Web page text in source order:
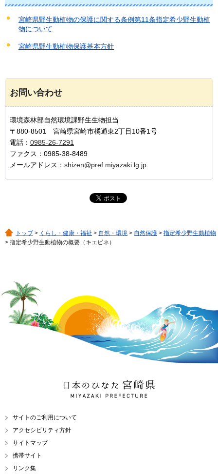
宮崎県野生動植物の保護に関する条例第11条指定希少野生動植
物について
宮崎県野生動植物保護基本方針
お問い合わせ
環境森林部自然環境課野生生物担当
〒880-8501 宮崎県宮崎市橘通東2丁目10番1号
電話： 0985-26-7291
ファクス：0985-38-8489
メールアドレス： shizen@pref.miyazaki.lg.jp
トップ> くらし・健康・福祉 > 自然・環境 > 自然保護 > 指定希少野生動植物
> 指定希少野生動植物の概要（キエビネ）
日本のひなた 宮崎県
MIYAZAKI PREFECTURE
サイトのご利用について
アクセシビリティ方針
サイトマップ
携帯サイト
リンク集